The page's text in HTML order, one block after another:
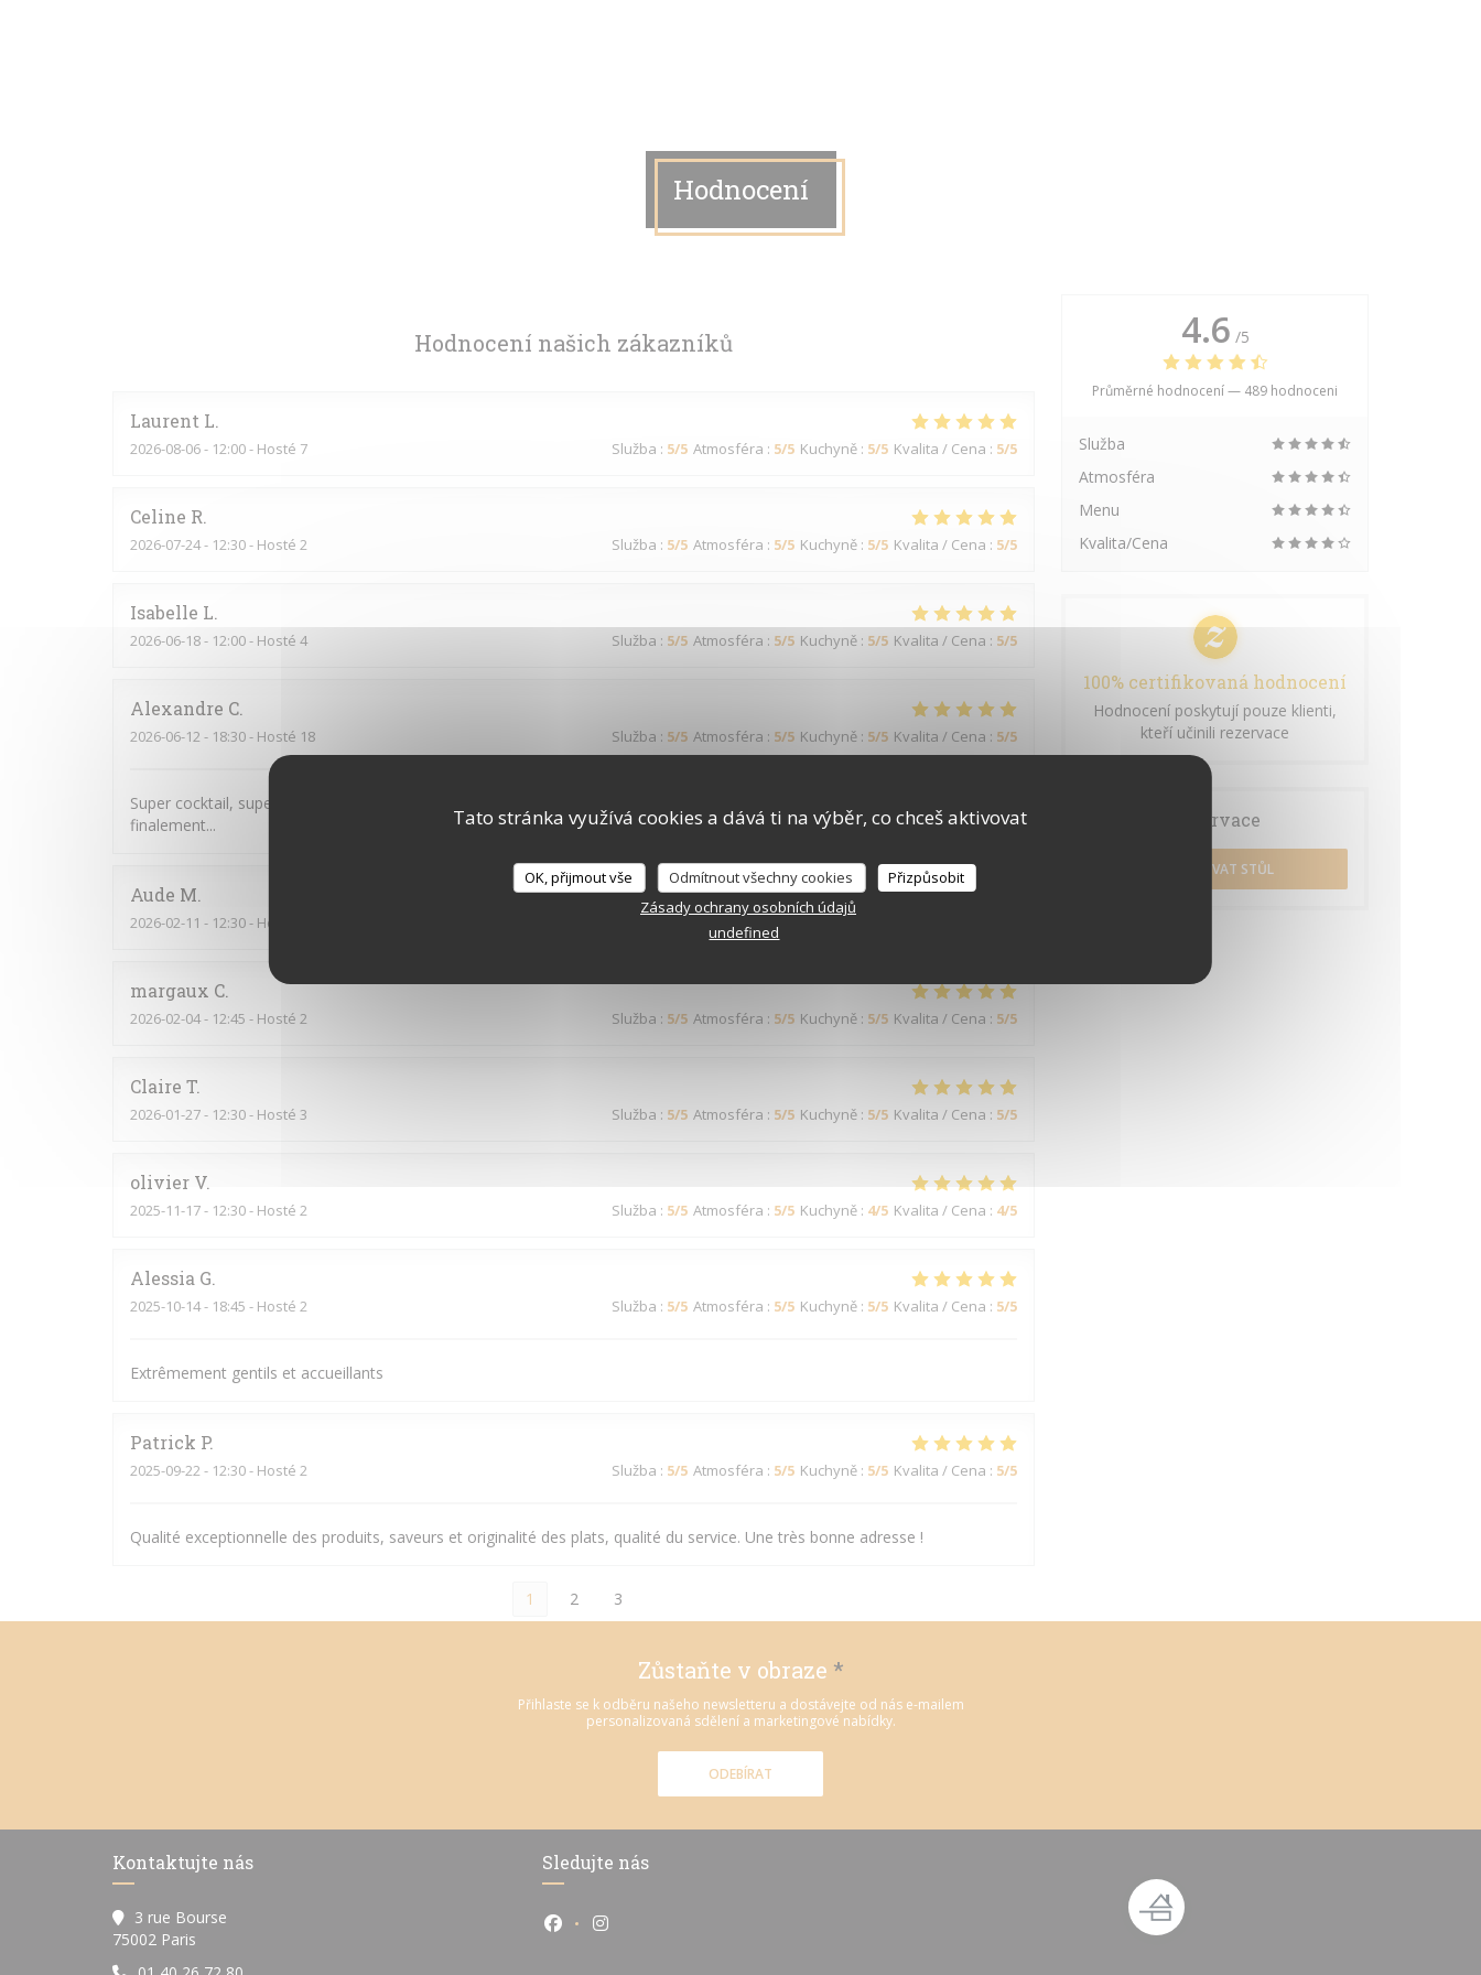
Tato stránka využívá cookies a dává ti na výběr, co chceš aktivovat
OK, přijmout vše Odmítnout všechny cookies
Přizpůsobit
Zásady ochrany osobních údajů
undefined
Hodnocení
Hodnocení našich zákazníků
Laurent L
2026-08-06- 12:00 - Hosté 7 Služba : 5/5 Atmosféra : 5/5 Kuchyně : 5/5 Kvalita / Cena : 5/5
Celine R
2026-07-24- 12:30 - Hosté 2 Služba : 5/5 Atmosféra : 5/5 Kuchyně : 5/5 Kvalita / Cena : 5/5
Isabelle L
2026-06-18- 12:00 - Hosté 4 Služba : 5/5 Atmosféra : 5/5 Kuchyně : 5/5 Kvalita / Cena : 5/5
Alexandre C
2026-06-12 - 18:30 - Hosté 18 Služba : 5/5 Atmosféra : 5/5 Kuchyně : 5/5 Kvalita / Cena : 5/5
Super cocktail, super service. Je pensais que nous serions plus nombreux, mon pot de départ n'étais pas si populaire
finalement...
Aude M
2026-02-11 - 12:30 - Hosté 7 /5 Atmosféra 4 Kuchyně
margaux C
2026-02-04- 12:45 - Hosté 2 Služba : 5/5 Atmosféra : 5/5 Kuchyně : 5/5 Kvalita / Cena : 5/5
Claire T
2026-01-27- 12:30 - Hosté 3 Služba : 5/5 Atmosféra : 5/5 Kuchyně : 5/5 Kvalita / Cena : 5/5
olivier V
2025-11-17- 12:30 - Hosté 2 Služba : 5/5 Atmosféra : 5/5 Kuchyně : 4/5 Kvalita / Cena : 4/5
Alessia G
2025-10-14- 18:45 - Hosté 2 Služba : 5/5 Atmosféra : 5/5 Kuchyně : 5/5 Kvalita / Cena : 5/5
Extrêmement gentils et accueillants
Patrick P
2025-09-22 - 12:30 - Hosté 2 Služba : 5/5 Atmosféra : 5/5 Kuchyně : 5/5 Kvalita / Cena : 5/5
Qualité exceptionnelle des produits, saveurs et originalité des plats, qualité du service. Une très bonne adresse !
1 2 3
4.6 /5
Průměrné hodnocení — 489 hodnoceni
Služba
Atmosféra
Menu
Kvalita/Cena
100% certifikovaná hodnocení
Hodnocení poskytují pouze klienti,
kteří učinili rezervace
Rezervace
REZERVOVAT STŮL
Zůstaňte v obraze *
Přihlaste se k odběru našeho newsletteru a dostávejte od nás e-mailem
personalizovaná sdělení a marketingové nabídky.
ODEBÍRAT
Kontaktujte nás
3 rue Bourse
75002 Paris
Sledujte nás
Facebook ((otevře se v novém okně))
Instagram ((otevře se v novém okně))